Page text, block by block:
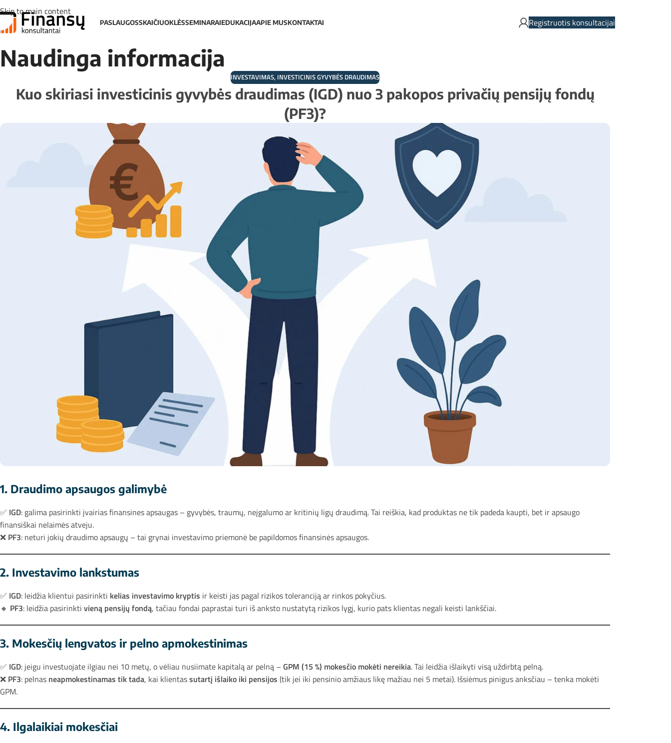
Skip to main content
PASLAUGOSSKAIČIUOKLĖSSEMINARAIEDUKACIJAAPIE MUSKONTAKTAI Registruotis konsultacijai
Naudinga informacija
INVESTAVIMAS, INVESTICINIS GYVYBĖS DRAUDIMAS
Kuo skiriasi investicinis gyvybės draudimas (IGD) nuo 3 pakopos privačių pensijų fondų
(PF3)?
1. Draudimo apsaugos galimybė
✅ IGD: galima pasirinkti įvairias finansines apsaugas – gyvybės, traumų, neįgalumo ar kritinių ligų draudimą. Tai reiškia, kad produktas ne tik padeda kaupti, bet ir apsaugo
finansiškai nelaimės atveju.
❌ PF3: neturi jokių draudimo apsaugų – tai grynai investavimo priemonė be papildomos finansinės apsaugos.
2. Investavimo lankstumas
✅ IGD: leidžia klientui pasirinkti kelias investavimo kryptis ir keisti jas pagal rizikos toleranciją ar rinkos pokyčius.
🔸 PF3: leidžia pasirinkti vieną pensijų fondą, tačiau fondai paprastai turi iš anksto nustatytą rizikos lygį, kurio pats klientas negali keisti lankščiai.
3. Mokesčių lengvatos ir pelno apmokestinimas
✅ IGD: jeigu investuojate ilgiau nei 10 metų, o vėliau nusiimate kapitalą ar pelną – GPM (15 %) mokesčio mokėti nereikia. Tai leidžia išlaikyti visą uždirbtą pelną.
❌ PF3: pelnas neapmokestinamas tik tada, kai klientassutartį išlaiko iki pensijos (tik jei iki pensinio amžiaus likę mažiau nei 5 metai). Išsiėmus pinigus anksčiau – tenka mokėti
GPM.
4. Ilgalaikiai mokesčiai